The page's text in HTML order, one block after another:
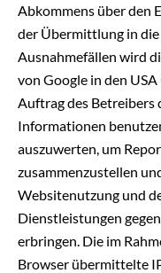
Abkommens über den
der Übermittlung in
Ausnahmefällen wird
von Google in den
Auftrag des Betreibers
Informationen
auszuwerten, um
zusammenzustellen
Websitenutzung und
Dienstleistungen
erbringen. Die im
Browser übermittelte